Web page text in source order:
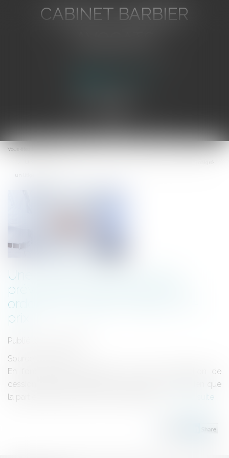
CABINET BARBIER
Ouvrir
le
Vous êtes ici :
Une cession forcée d’actions
prévue par un pacte peut être
ordonnée malgré un litige sur le
prix
Publié le :
Source :
En fonction des stipulations du pacte, l’obligation de
cession peut faire l’objet d’une exécution forcée bien que
la partie variable du prix reste à expertiser...
Lire la suite